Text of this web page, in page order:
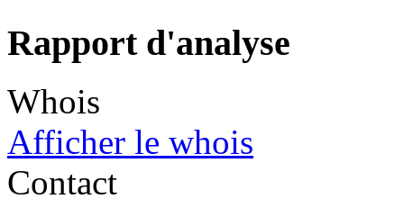
Rapport d'analyse
Whois
Afficher le whois
Contact